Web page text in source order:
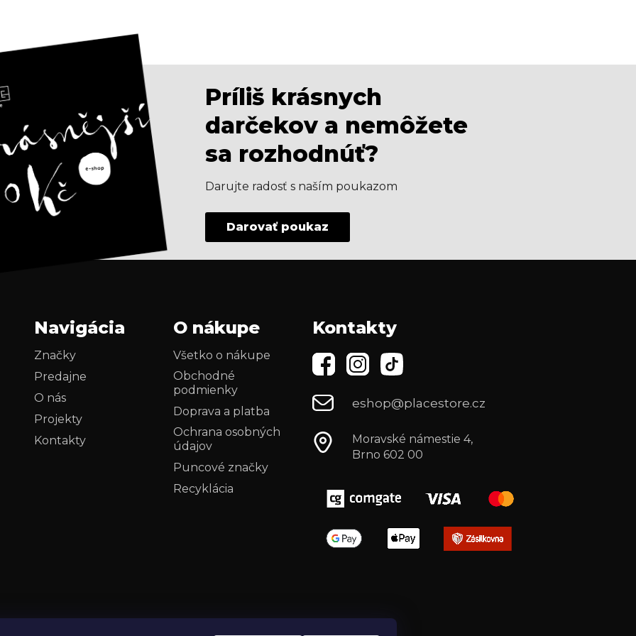
Príliš krásnych
darčekov a nemôžete
sa rozhodnúť?
Darujte radosť s naším poukazom
Darovať poukaz
Navigácia
Značky
Predajne
O nás
Projekty
Kontakty
O nákupe
Všetko o nákupe
Obchodné
podmienky
Doprava a platba
Ochrana osobných
údajov
Puncové značky
Recyklácia
Kontakty
eshop@placestore.cz
Moravské námestie 4,
Brno 602 00